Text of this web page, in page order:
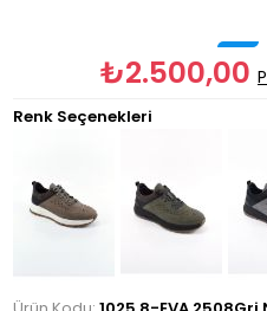
₺2.500,00
Renk Seçenekleri